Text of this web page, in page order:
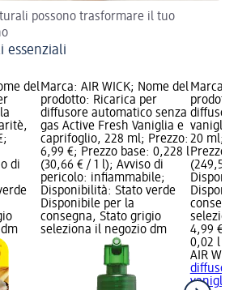
possono trasformare il tuo
essenziali
del
di
Marca: AIR WICK; Nome del
prodotto: Ricarica per
diffusore automatico senza
gas Active Fresh Vaniglia e
caprifoglio, 228 ml; Prezzo:
6,99 €; Prezzo base: 0,228 l
(30,66 € / 1 l); Avviso di
pericolo: infiammabile;
Disponibilità: Stato verde
Disponibile per la
consegna, Stato grigio
seleziona il negozio dm
Marca:
vaniglia
20 ml;
Prezzo
(249,50
4,99 €
0,02 l
AIR